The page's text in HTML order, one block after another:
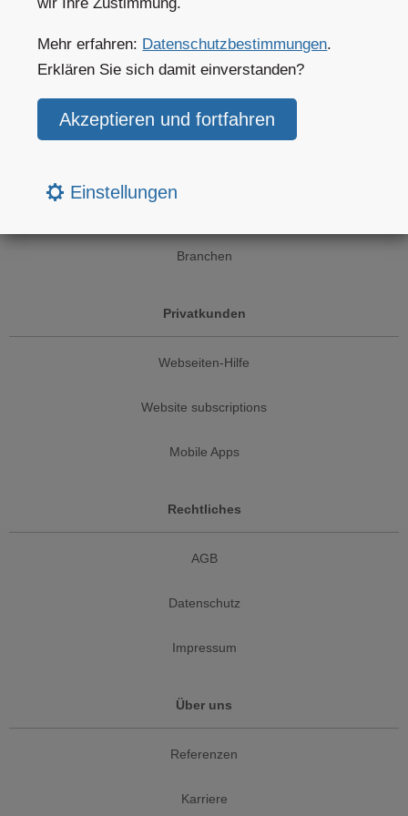
wir Ihre Zustimmung.
Mehr erfahren: Datenschutzbestimmungen.
Erklären Sie sich damit einverstanden?
Einstellungen
Wetterkarten
Unternehmenslösungen
Branchen
Privatkunden
Webseiten-Hilfe
Website subscriptions
Mobile Apps
Rechtliches
AGB
Datenschutz
Impressum
Über uns
Referenzen
Karriere